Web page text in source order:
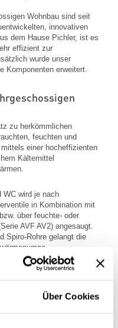
Über Cookies
Wohnbau sind seit
innovativen
dem Hause Pichler, ist es
effizient zur
wurde unser
Komponenten erweitert.
zu herkömmlichen
feuchten und
einer hocheffizienten
Kältemittel
WC wird je nach
in Kombination mit
über feuchte- oder
AVF AV2) angesaugt.
Spiro-Rohre gelangt die
dabei bedarfsabhängig
Raumfeuchte geregelt.
strömt über die, in